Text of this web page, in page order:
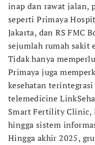
inap dan rawat jalan,
seperti Primaya
Jakarta, dan RS FMC
sejumlah rumah sakit
Tidak hanya
Primaya juga
kesehatan
telemedicine
Smart Fertility Clinic,
hingga sistem
Hingga akhir 2025,